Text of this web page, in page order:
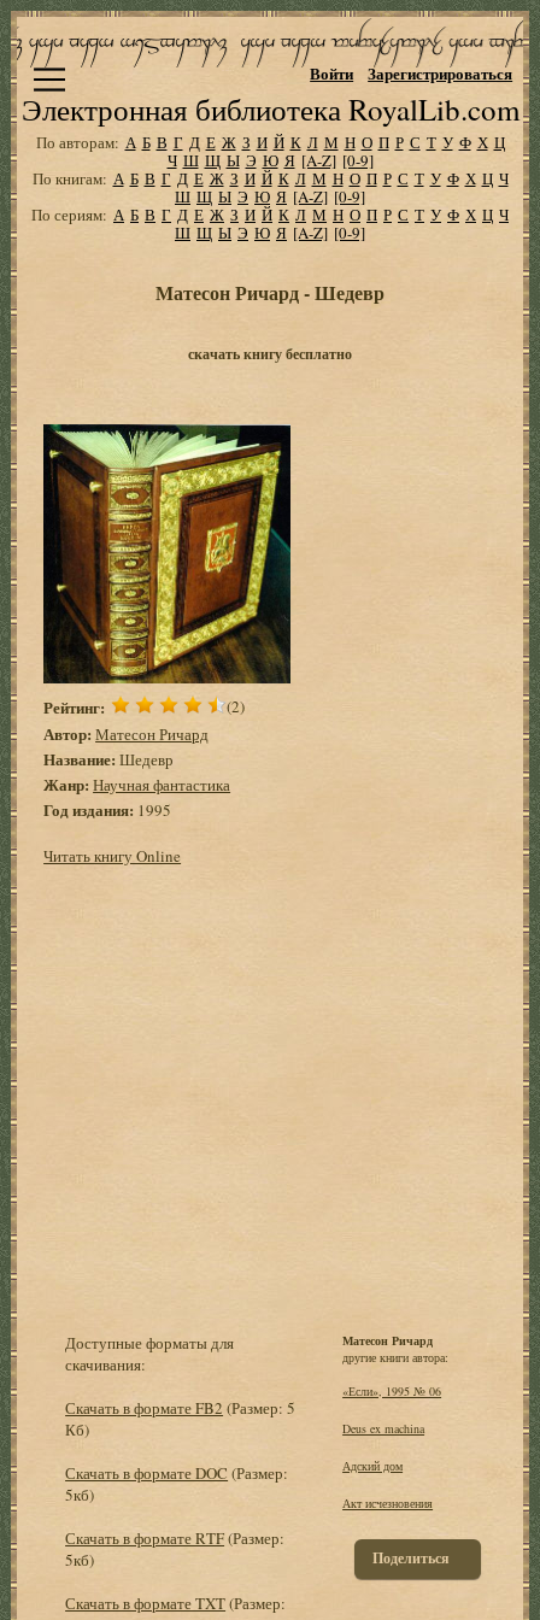
Электронная библиотека RoyalLib.com
Войти Зарегистрироваться
По авторам: А Б В Г Д Е Ж З И Й К Л М Н О П Р С Т У Ф Х Ц
Ч Ш Щ Ы Э Ю Я [A-Z] [0-9]
По книгам: А Б В Г Д Е Ж З И Й К Л М Н О П Р С Т У Ф Х Ц Ч
Ш Щ Ы Э Ю Я [A-Z] [0-9]
По сериям: А Б В Г Д Е Ж З И Й К Л М Н О П Р С Т У Ф Х Ц Ч
Ш Щ Ы Э Ю Я [A-Z] [0-9]
Матесон Ричард - Шедевр
скачать книгу бесплатно
Рейтинг: (2)
Автор: Матесон Ричард
Название: Шедевр
Жанр: Научная фантастика
Год издания: 1995
Читать книгу Online
Доступные форматы для
скачивания:
Скачать в формате FB2 (Размер: 5
Кб)
Скачать в формате DOC (Размер:
5кб)
Скачать в формате RTF(Размер:
5кб)
Скачать в формате TXT(Размер:
Матесон Ричард
другие книги автора:
«Если», 1995 № 06
Deus ex machina
Адский дом
Акт исчезновения
Поделиться